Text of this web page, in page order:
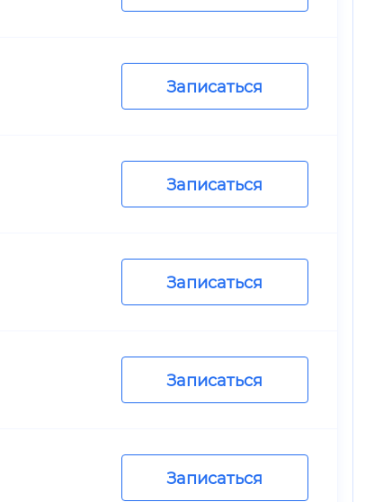
Записаться
Записаться
Записаться
Записаться
Записаться